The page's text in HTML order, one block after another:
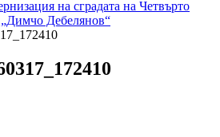
на сградата на Четвърто
Дебелянов“